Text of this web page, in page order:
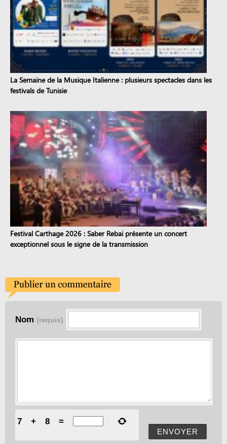
La Semaine de la Musique Italienne : plusieurs spectacles dans les
festivals de Tunisie
Festival Carthage 2026 : Saber Rebai présente un concert
exceptionnel sous le signe de la transmission
Nom (requis)
ENVOYER
7 + 8 =